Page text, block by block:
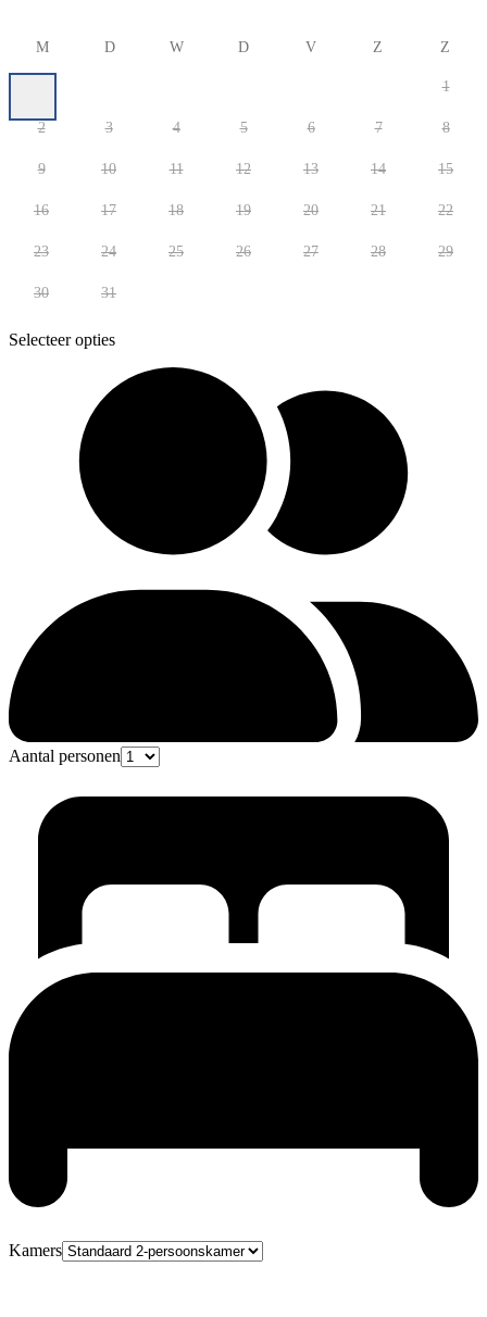
M D W D V Z Z
1
2 3 4 5 6 7 8
9 10 11 12 13 14 15
16 17 18 19 20 21 22
23 24 25 26 27 28 29
30 31
Selecteer opties
Aantal personen
Kamers